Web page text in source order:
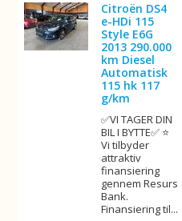
Citroën DS4
e-HDi 115
Style E6G
2013 290.000
km Diesel
Automatisk
115 hk 117
g/km
✅VI TAGER DIN
BIL I BYTTE✅ ⭐
Vi tilbyder
attraktiv
finansiering
gennem Resurs
Bank.
Finansiering til...